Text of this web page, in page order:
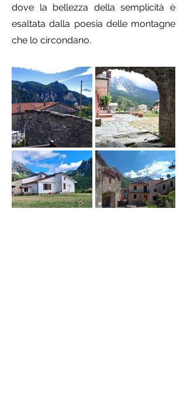
dove la bellezza della semplicità è
esaltata dalla poesia delle montagne
che lo circondano.